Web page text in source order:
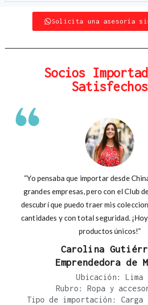
Solicita una asesoría
Socios
Satisfechos
“Yo pensaba que importar desde
grandes empresas, pero con el Club
descubrí que puedo traer mis
cantidades y con total seguridad.
productos únicos!”
Carolina
Emprendedora de
Ubicación: Lima
Rubro: Ropa y
Tipo de importación: Carga